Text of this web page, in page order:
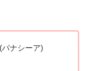
パナシーア)